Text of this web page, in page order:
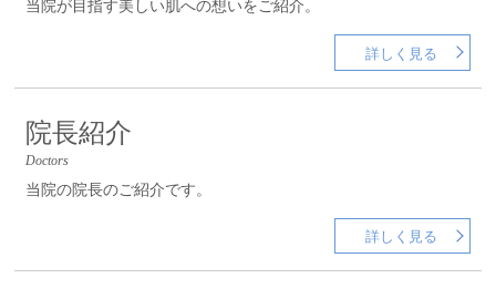
当院が目指す美しい肌への想いをご紹介。
詳しく見る
院長紹介
Doctors
当院の院長のご紹介です。
詳しく見る